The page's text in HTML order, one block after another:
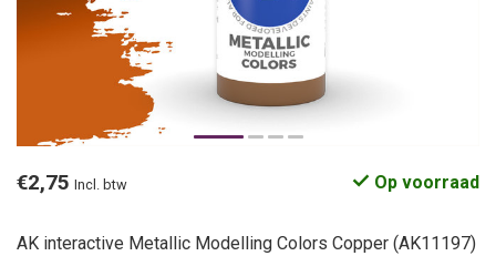
€2,75 Incl. btw Op voorraad
AK interactive Metallic Modelling Colors Copper (AK11197)